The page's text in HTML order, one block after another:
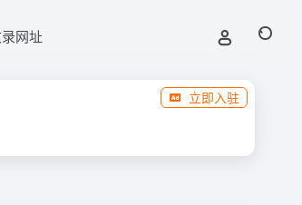
网址
立即入驻